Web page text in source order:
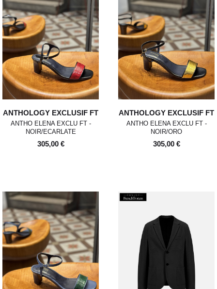
ANTHOLOGY EXCLUSIF FT
ANTHO ELENA EXCLU FT -
NOIR/ECARLATE
305,00 €
ANTHOLOGY EXCLUSIF FT
ANTHO ELENA EXCLU FT -
NOIR/ORO
305,00 €